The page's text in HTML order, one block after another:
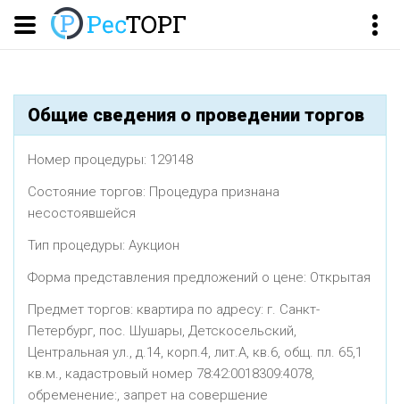
Общие сведения о проведении торгов
Номер процедуры: 129148
Состояние торгов: Процедура признана
несостоявшейся
Тип процедуры: Aукцион
Форма представления предложений о цене: Открытая
Предмет торгов: квартира по адресу: г. Санкт-
Петербург, пос. Шушары, Детскосельский,
Центральная ул., д.14, корп.4, лит.А, кв.6, общ. пл. 65,1
кв.м., кадастровый номер 78:42:0018309:4078,
обременение:, запрет на совершение